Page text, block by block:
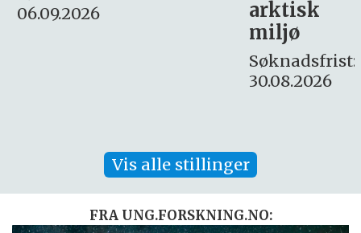
Søknadsfrist:
16. august.
Vis alle stillinger
FRA UNG.FORSKNING.NO: